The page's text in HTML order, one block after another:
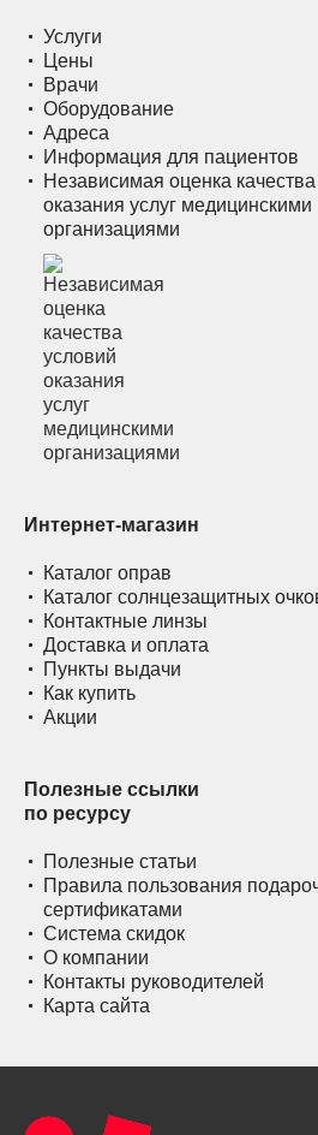
Услуги
Цены
Врачи
Оборудование
Адреса
Информация для пациентов
Независимая оценка
оказания услуг медицинскими
организациями
Интернет-магазин
Каталог оправ
Каталог солнцезащитных
Контактные линзы
Доставка и оплата
Пункты выдачи
Как купить
Акции
Полезные ссылки
по ресурсу
Полезные статьи
Правила пользования
сертификатами
Система скидок
О компании
Контакты руководителей
Карта сайта